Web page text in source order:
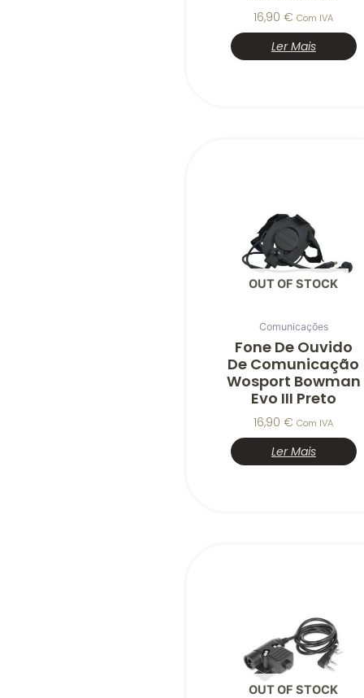
16,90€ Com IVA
Ler Mais
OUT OF STOCK
Comunicações
Fone De Ouvido
De Comunicação
Wosport Bowman
Evo III Preto
16,90€ Com IVA
Ler Mais
OUT OF STOCK